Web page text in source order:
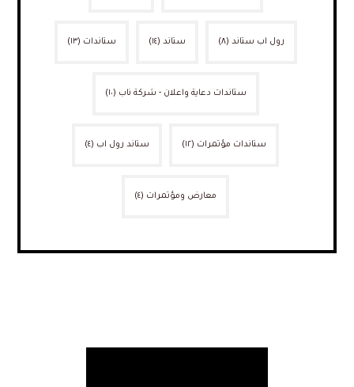
رول اب ستاند (٨) ستاند (١٤) ستاندات (١٣)
ستاندات دعاية واعلان - شركة ناب (١٠)
ستاندات مؤتمرات (١٢) ستاند رول اب (٤)
معارض ومؤتمرات (٤)